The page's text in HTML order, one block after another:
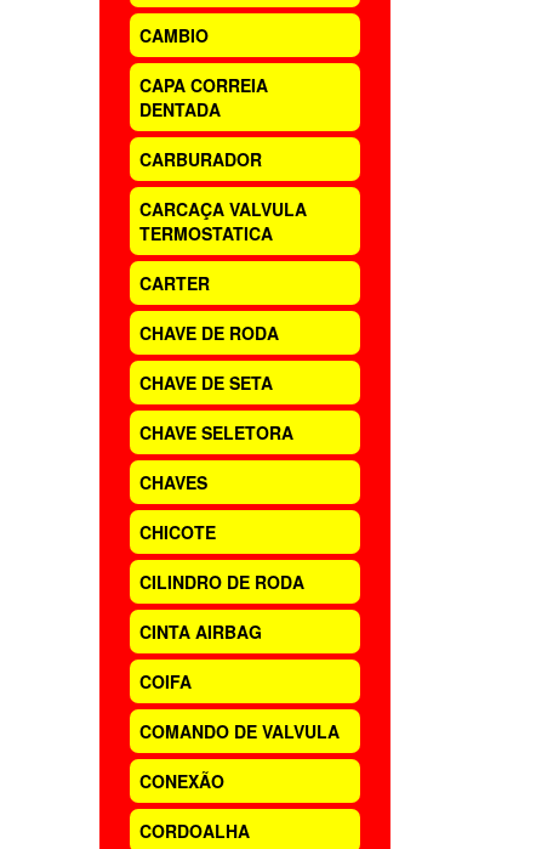
CAMBIO
CAPA CORREIA
DENTADA
CARBURADOR
CARCAÇA VALVULA
TERMOSTATICA
CARTER
CHAVE DE RODA
CHAVE DE SETA
CHAVE SELETORA
CHAVES
CHICOTE
CILINDRO DE RODA
CINTA AIRBAG
COIFA
COMANDO DE VALVULA
CONEXÃO
CORDOALHA